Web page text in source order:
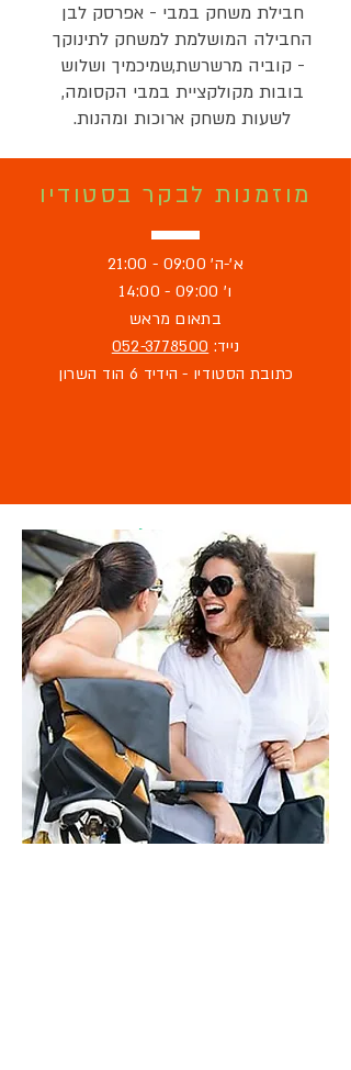
חבילת משחק במבי - אפרסק לבן
החבילה המושלמת למשחק לתינוקך
- קוביה מרשרשת,שמיכמיך ושלוש
בובות מקולקציית במבי הקסומה,
לשעות משחק ארוכות ומהנות.
מוזמנות לבקר בסטודיו
א'-ה' 09:00 - 21:00
ו' 09:00 - 14:00
בתאום מראש
נייד: 052-3778500
כתובת הסטודיו - הידיד 6 הוד השרון
מוזמנת לבקר
בסטודיו